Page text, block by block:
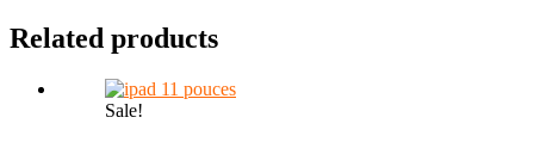
Related products
Sale!